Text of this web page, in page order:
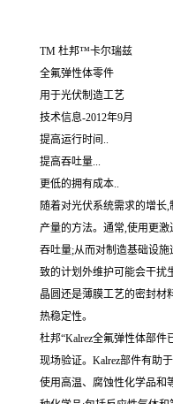
TM 杜邦™卡尔瑞兹
全氟弹性体零件
用于光伏制造工艺
技术信息-2012年9月
提高运行时间..
提高吞吐量...
更低的拥有成本..
随着对光伏系统需求的增长
产量的方法。通常,使用更
吞吐量;从而对制造基础设
致的计划外维护可能会干扰
晶圆还是薄膜工艺的密封材
热稳定性。
杜邦“Kalrez全氟弹性体部
现场验证。Kalrez部件有助
使用高温、腐蚀性化学品和